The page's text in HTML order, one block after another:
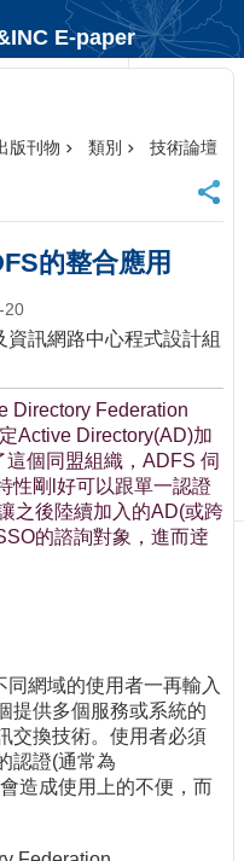
E-paper
版刊物 類別 技術論壇
的整合應用
20
訊網路中心程式設計組
Directory Federation
Active Directory(AD)加
個同盟組織，ADFS 伺
性剛l好可以跟單一認證
之後陸續加入的AD(或跨
的諮詢對象，進而逹
網域的使用者一再輸入
提供多個服務或系統的
交換技術。使用者必須
認證(通常為
造成使用上的不便，而